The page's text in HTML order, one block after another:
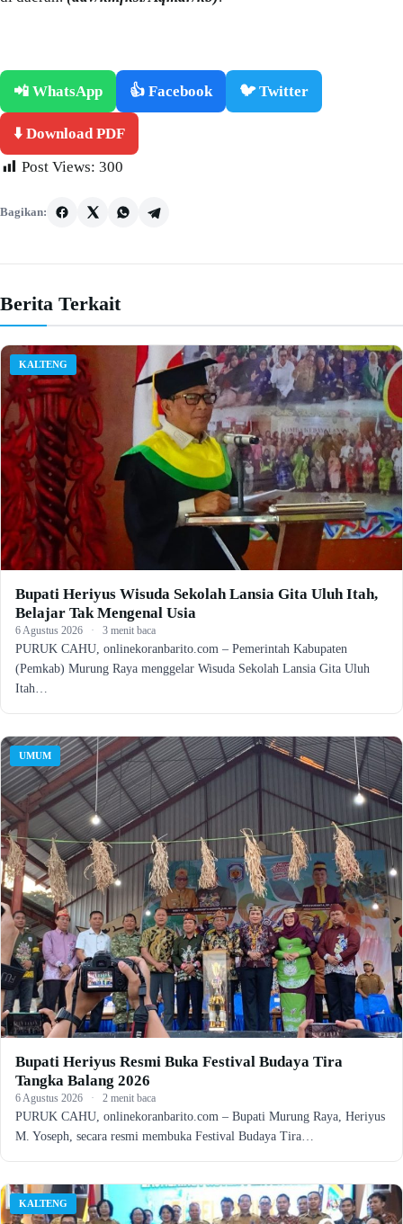
📲 WhatsApp 👍 Facebook 🐦 Twitter
⬇️ Download PDF
Post Views: 300
Bagikan:
Berita Terkait
KALTENG
Bupati Heriyus Wisuda Sekolah Lansia Gita Uluh Itah,
Belajar Tak Mengenal Usia
6 Agustus 2026 · 3 menit baca
PURUK CAHU, onlinekoranbarito.com – Pemerintah Kabupaten
(Pemkab) Murung Raya menggelar Wisuda Sekolah Lansia Gita Uluh
Itah…
UMUM
Bupati Heriyus Resmi Buka Festival Budaya Tira
Tangka Balang 2026
6 Agustus 2026 · 2 menit baca
PURUK CAHU, onlinekoranbarito.com – Bupati Murung Raya, Heriyus
M. Yoseph, secara resmi membuka Festival Budaya Tira…
KALTENG